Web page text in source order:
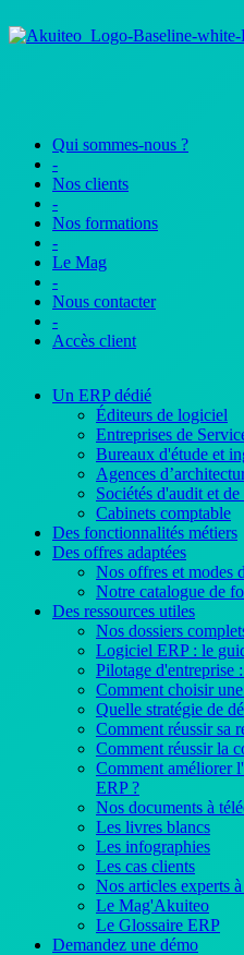
Qui sommes-nous ?
-
Nos clients
-
Nos formations
-
Le Mag
-
Nous contacter
-
Accès client
Un ERP dédié
Éditeurs de logiciel
Entreprises de
Bureaux d'étude et
Agences
Sociétés d'audit et de
Cabinets comptable
Des fonctionnalités métiers
Des offres adaptées
Nos offres et modes
Notre catalogue de
Des ressources utiles
Nos dossiers
Logiciel ERP : le
Pilotage d'entreprise
Comment choisir
Quelle stratégie de
Comment réussir sa
Comment réussir la
Comment améliorer
ERP ?
Nos documents à
Les livres blancs
Les infographies
Les cas clients
Nos articles experts
Le Mag'Akuiteo
Le Glossaire ERP
Demandez une démo